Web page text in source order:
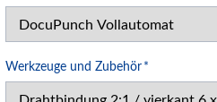
Stanzmaschinen mit Wechselwerkzeugen
Schließmaschinen
Strip-Bindegeräte
Pflichtfeld
Werkzeuge und Zubehör *